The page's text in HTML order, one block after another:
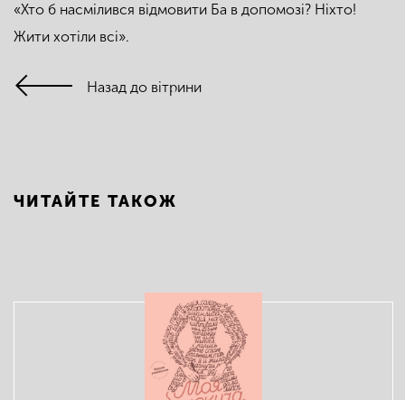
«Хто б насмілився відмовити Ба в допомозі? Ніхто!
Жити хотіли всі».
Назад до вітрини
ЧИТАЙТЕ ТАКОЖ